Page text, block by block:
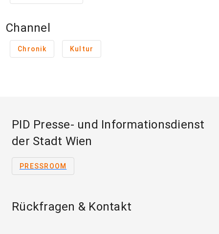
Channel
Chronik Kultur
PID Presse- und Informationsdienst
der Stadt Wien
PRESSROOM
Rückfragen & Kontakt